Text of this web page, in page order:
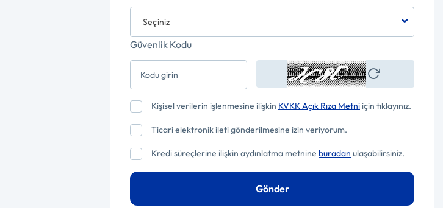
Seçiniz
Güvenlik Kodu
Kişisel verilerin işlenmesine ilişkin KVKK Açık Rıza Metni için tıklayınız.
Ticari elektronik ileti gönderilmesine izin veriyorum.
Kredi süreçlerine ilişkin aydınlatma metnine buradan ulaşabilirsiniz.
Gönder